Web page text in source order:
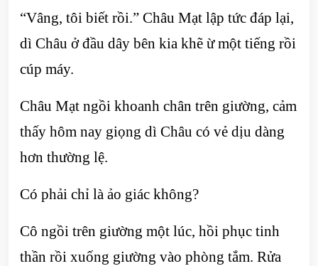
“Vâng, tôi biết rồi.” Châu Mạt lập tức đáp lại,
dì Châu ở đầu dây bên kia khẽ ừ một tiếng rồi
cúp máy.
Châu Mạt ngồi khoanh chân trên giường, cảm
thấy hôm nay giọng dì Châu có vẻ dịu dàng
hơn thường lệ.
Có phải chỉ là ảo giác không?
Cô ngồi trên giường một lúc, hồi phục tinh
thần rồi xuống giường vào phòng tắm. Rửa